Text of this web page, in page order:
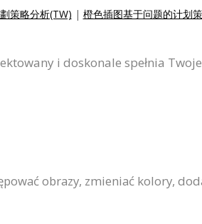
策略分析(TW) | 橙色插图基于问题的计划
i doskonale spełnia
obrazy, zmieniać kolory,